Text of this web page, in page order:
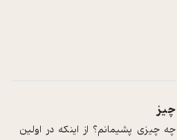
چه چیزی پشیمانم؟ از اینکه در اولین